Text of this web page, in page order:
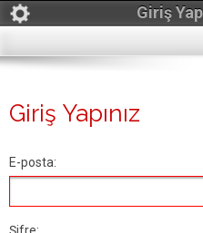
Giriş
Giriş Yapınız
E-posta: